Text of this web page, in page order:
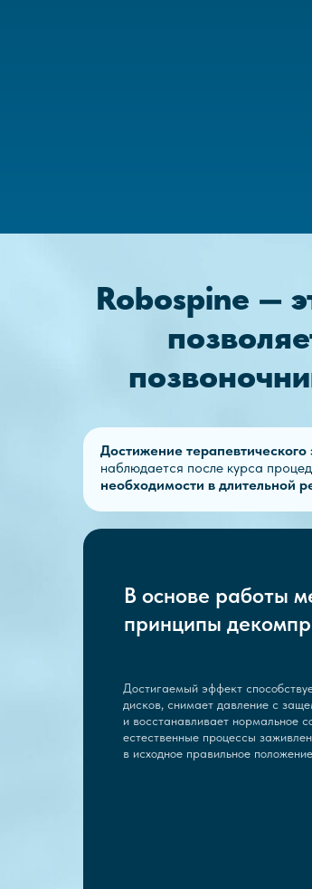
Robospine —
Достижение
наблюдается после курса
необходимости в длительной
В основе работы
принципы
Достигаемый эффект
дисков, снимает давление с
и восстанавливает нормальное
естественные процессы
в исходное правильное